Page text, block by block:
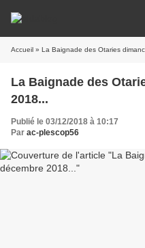
Accueil » La Baignade des Otaries
La Baignade des
2018...
Publié le 03/12/2018 à 10:17
Par ac-plescop56